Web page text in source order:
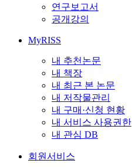
연구보고서
공개강의
MyRISS
내 추천논문
내 책장
내 최근 본 논문
내 저작물관리
내 구매·신청 현황
내 서비스 사용권한
내 관심 DB
회원서비스